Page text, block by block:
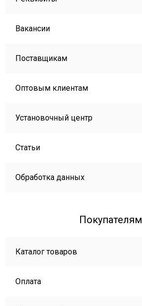
Вакансии
Поставщикам
Оптовым клиентам
Установочный центр
Статьи
Обработка данных
Покупателям
Каталог товаров
Оплата